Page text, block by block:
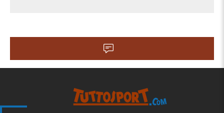
89'
Valentín Gómez (Real Betis) conquista
un calcio di punizione nella propria meta'
Thierry Correia (Valencia).